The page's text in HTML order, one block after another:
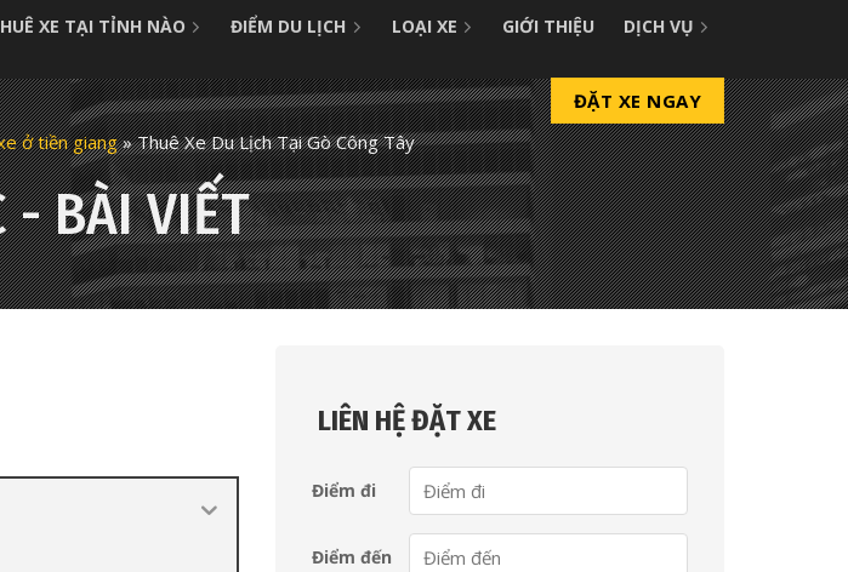
XE TẠI TỈNH NÀO ĐIỂM DU LỊCH LOẠI XE GIỚI THIỆU DỊCH VỤ
ĐẶT XE NGAY
ở tiền giang»Thuê Xe Du Lịch Tại Gò Công Tây
- BÀI VIẾT
LIÊN HỆ ĐẶT XE
Điểm đi
Điểm đến